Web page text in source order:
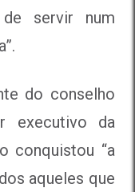
servir num
do conselho
executivo da
conquistou “a
aqueles que